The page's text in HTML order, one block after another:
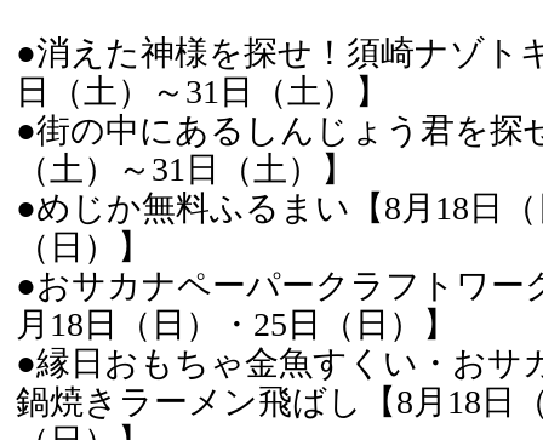
●消えた神様を探せ！須崎ナゾト
日（土）～31日（土）】
●街の中にあるしんじょう君を探
（土）～31日（土）】
●めじか無料ふるまい【8月18日
（日）】
●おサカナペーパークラフトワー
月18日（日）・25日（日）】
●縁日おもちゃ金魚すくい・おサ
鍋焼きラーメン飛ばし【8月18日